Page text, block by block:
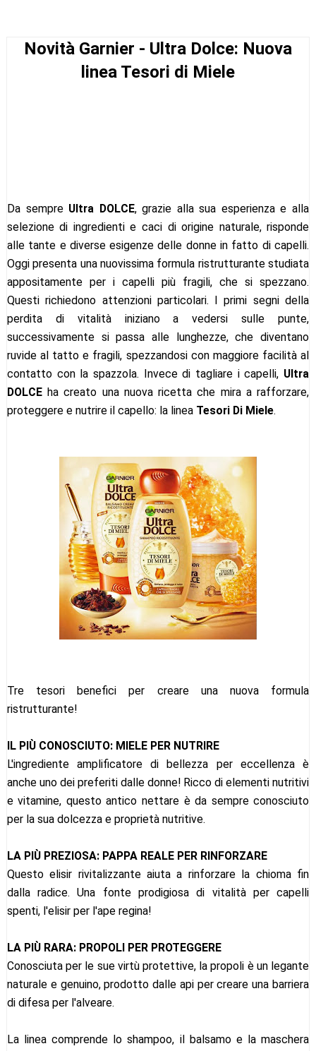
Novità Garnier - Ultra Dolce: Nuova
linea Tesori di Miele
Da sempre Ultra DOLCE, grazie alla sua esperienza e alla
selezione di ingredienti e caci di origine naturale, risponde
alle tante e diverse esigenze delle donne in fatto di capelli.
Oggi presenta una nuovissima formula ristrutturante studiata
appositamente per i capelli più fragili, che si spezzano.
Questi richiedono attenzioni particolari. I primi segni della
perdita di vitalità iniziano a vedersi sulle punte,
successivamente si passa alle lunghezze, che diventano
ruvide al tatto e fragili, spezzandosi con maggiore facilità al
contatto con la spazzola. Invece di tagliare i capelli, Ultra
DOLCEha creato una nuova ricetta che mira a rafforzare,
proteggere e nutrire il capello: la linea Tesori Di Miele.
Tre tesori benefici per creare una nuova formula
ristrutturante!
IL PIÙ CONOSCIUTO: MIELE PER NUTRIRE
L'ingrediente amplificatore di bellezza per eccellenza è
anche uno dei preferiti dalle donne! Ricco di elementi nutritivi
e vitamine, questo antico nettare è da sempre conosciuto
per la sua dolcezza e proprietà nutritive.
LA PIÙ PREZIOSA: PAPPA REALE PER RINFORZARE
Questo elisir rivitalizzante aiuta a rinforzare la chioma fin
dalla radice. Una fonte prodigiosa di vitalità per capelli
spenti, l'elisir per l'ape regina!
LA PIÙ RARA: PROPOLI PER PROTEGGERE
Conosciuta per le sue virtù protettive, la propoli è un legante
naturale e genuino, prodotto dalle api per creare una barriera
di difesa per l'alveare.
La linea comprende lo shampoo, il balsamo e la maschera